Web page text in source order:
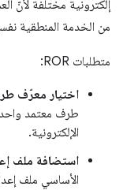
إلكترونية مختلفة لأنّ
من الخدمة المنطقية
متطلبات ROR:
اختيار معرّف
طرف معتمد
الإلكترونية.
استضافة ملف
الأساسي ملف